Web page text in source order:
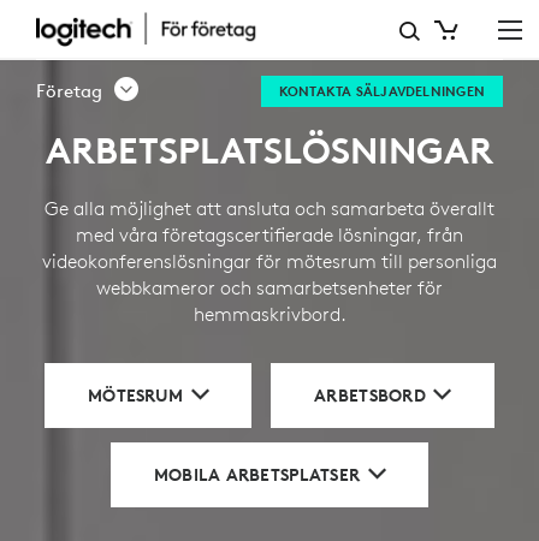
AFFÄRSLÖSNINGAR
Företag KONTAKTA SÄLJAVDELNINGEN
ARBETSPLATSLÖSNINGAR
Ge alla möjlighet att ansluta och samarbeta överallt
med våra företagscertifierade lösningar, från
videokonferenslösningar för mötesrum till personliga
webbkameror och samarbetsenheter för
hemmaskrivbord.
MÖTESRUM ARBETSBORD
MOBILA ARBETSPLATSER